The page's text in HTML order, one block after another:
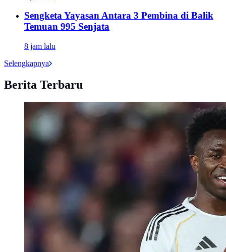
Sengketa Yayasan Antara 3 Pembina di Balik
Temuan 995 Senjata
8 jam lalu
Selengkapnya
Berita Terbaru